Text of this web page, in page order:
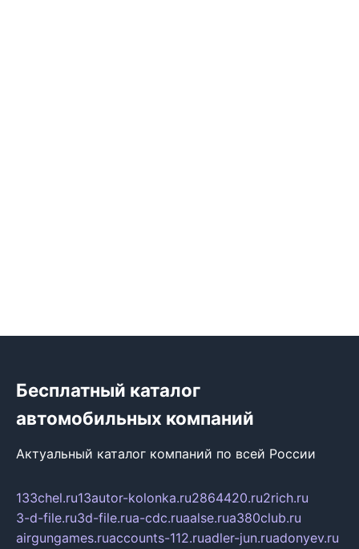
Бесплатный каталог
автомобильных компаний
Актуальный каталог компаний по всей России
133chel.ru13autor-kolonka.ru2864420.ru2rich.ru
3-d-file.ru3d-file.rua-cdc.ruaalse.rua380club.ru
airgungames.ruaccounts-112.ruadler-jun.ruadonyev.ru